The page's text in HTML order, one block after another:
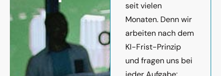
seit vielen
Monaten. Denn wir
arbeiten nach dem
KI-Frist-Prinzip
und fragen uns bei